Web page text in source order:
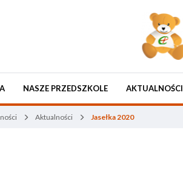
NASZE PRZEDSZKOLE AKTUALNOŚCI
Aktualności Jasełka 2020